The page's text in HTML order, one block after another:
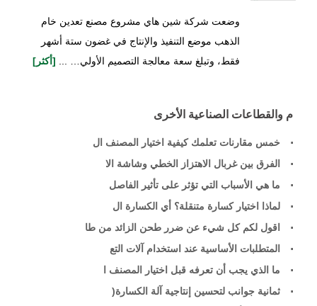
وضعت شركة شين هاي مشروع مصنع تعدين خام
الذهب موضع التنفيذ والإنتاج في غضون ستة أشهر
فقط، وتبلغ سعة معالجة التصميم الأولي… ...
[أكثر]
م والقطاعات الصناعية الأخرى
خمس مقارنات تعلمك كيفية اختيار المصنف ال
الفرق بين غربال الاهتزاز الخطي وشاشة الا
ما هي الأسباب التي تؤثر على تأثير الفاصل
لماذا اختيار كسارة متنقلة؟ أي الكسارة ال
اقول لكم كل شيء عن ضرر طحن الزائد من طا
المتطلبات الأساسية عند استخدام آلات التع
ما الذي يجب أن تعرفه قبل اختيار المصنف ا
ثمانية جوانب لتحسين إنتاجية آلة الكسارة(